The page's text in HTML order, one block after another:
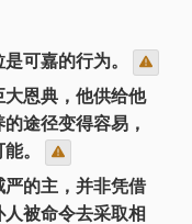
可嘉的行为。
恩典，他供给他
途径变得容易，
。
的主，并非凭借
被命令去采取相